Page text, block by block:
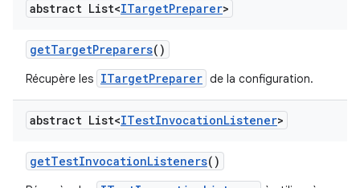
abstract List<ITargetPreparer>
getTargetPreparers()
Récupère les ITargetPreparer de la configuration.
abstract List<ITestInvocationListener>
getTestInvocationListeners()